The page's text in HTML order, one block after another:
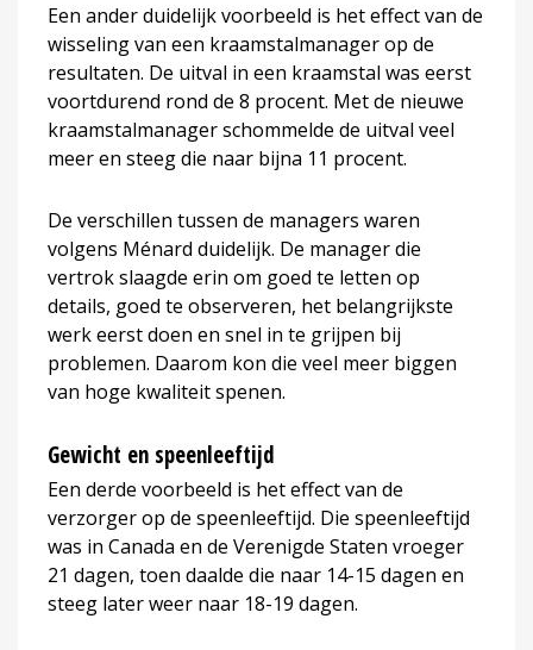
Een ander duidelijk voorbeeld is het effect van de
wisseling van een kraamstalmanager op de
resultaten. De uitval in een kraamstal was eerst
voortdurend rond de 8 procent. Met de nieuwe
kraamstalmanager schommelde de uitval veel
meer en steeg die naar bijna 11 procent.
De verschillen tussen de managers waren
volgens Ménard duidelijk. De manager die
vertrok slaagde erin om goed te letten op
details, goed te observeren, het belangrijkste
werk eerst doen en snel in te grijpen bij
problemen. Daarom kon die veel meer biggen
van hoge kwaliteit spenen.
Gewicht en speenleeftijd
Een derde voorbeeld is het effect van de
verzorger op de speenleeftijd. Die speenleeftijd
was in Canada en de Verenigde Staten vroeger
21 dagen, toen daalde die naar 14-15 dagen en
steeg later weer naar 18-19 dagen.